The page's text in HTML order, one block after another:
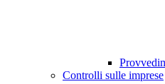
Controlli sulle imprese